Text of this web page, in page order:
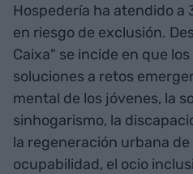
Hospedería ha atendido a
en riesgo de exclusión.
Caixa" se incide en que
soluciones a retos
mental de los jóvenes, la
sinhogarismo, la
la regeneración urbana
ocupabilidad, el ocio